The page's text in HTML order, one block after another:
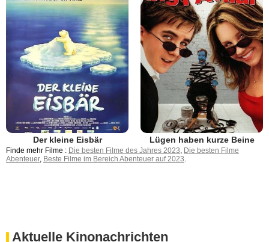
Der kleine Eisbär Lügen haben kurze Beine
Finde mehr Filme : Die besten Filme des Jahres 2023 Die besten Filme
Abenteuer, Beste Filme im Bereich Abenteuer auf 2023
Aktuelle Kinonachrichten